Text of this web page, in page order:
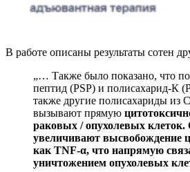
В работе описаны результаты сотен
„… Также было показано, что
пептид (PSP) и полисахарид-К
также другие полисахариды из
вызывают прямую
раковых / опухолевых
увеличивают высвобождение
как TNF-α, что напрямую
уничтожением опухолевых